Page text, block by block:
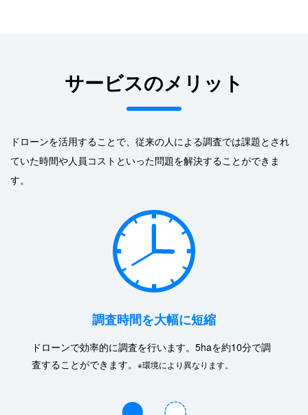
サービスのメリット
ドローンを活用することで、従来の人による調査では課題とされ
ていた時間や人員コストといった問題を解決することができま
す。
調査時間を大幅に短縮
ドローンで効率的に調査を行います。5haを約10分で調
査することができます。※環境により異なります。